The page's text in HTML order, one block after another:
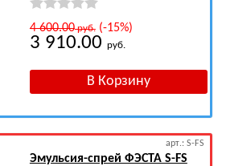
4 600.00руб.(-15%)
3 910.00 руб.
арт.: S-FS
Эмульсия-спрей ФЭСТА S-FS